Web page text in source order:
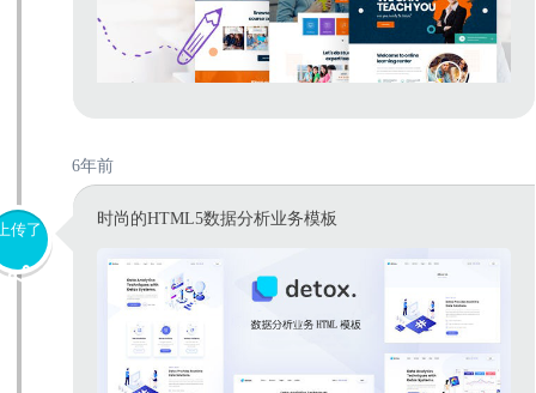
6年前
传了
时尚的HTML5数据分析业务模板